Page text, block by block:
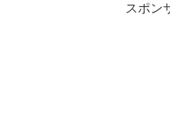
スポン